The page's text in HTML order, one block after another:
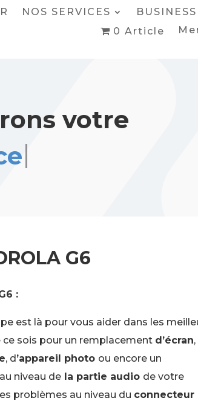
NOS SERVICES BUSINESS
0 Article
votre
G6
:
est là pour vous aider dans les
ce sois pour un remplacement d’écran,
, d’appareil photo ou encore un
niveau de la partie audio de votre
problèmes au niveau du connecteur